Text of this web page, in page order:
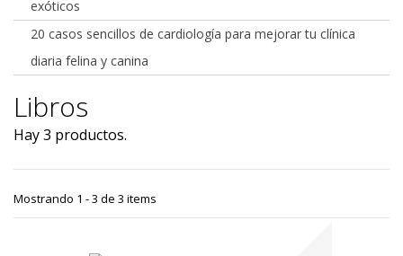
exóticos
20 casos sencillos de cardiología para mejorar tu clínica
diaria felina y canina
Libros
Hay 3 productos.
Mostrando 1 - 3 de 3 items